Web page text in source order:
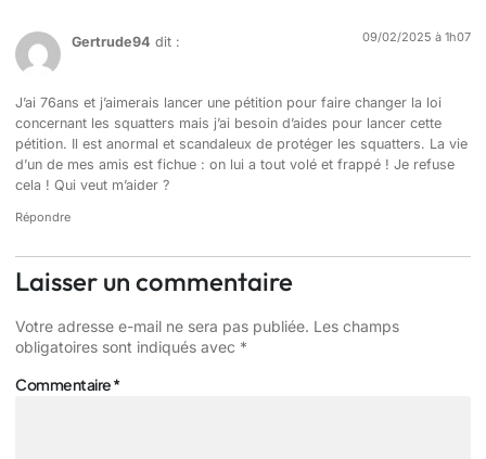
Gertrude94 dit : 09/02/2025 à 1h07
J’ai 76ans et j’aimerais lancer une pétition pour faire changer la loi
concernant les squatters mais j’ai besoin d’aides pour lancer cette
pétition. Il est anormal et scandaleux de protéger les squatters. La vie
d’un de mes amis est fichue : on lui a tout volé et frappé ! Je refuse
cela ! Qui veut m’aider ?
Répondre
Laisser un commentaire
Votre adresse e-mail ne sera pas publiée. Les champs
obligatoires sont indiqués avec *
Commentaire*